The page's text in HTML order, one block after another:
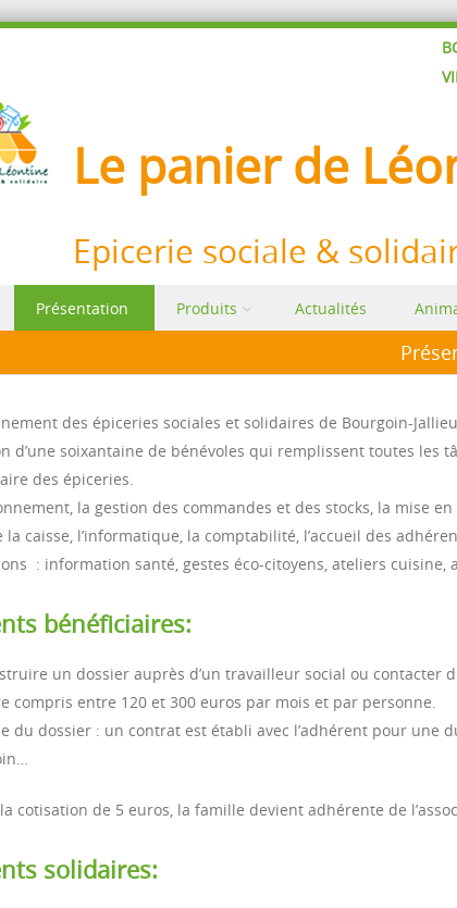
Le panier de
Epicerie sociale &
Présentation Produits Actualités
des épiceries sociales et solidaires de Bourgoin-
d’une soixantaine de bénévoles qui remplissent toutes les
des épiceries.
la gestion des commandes et des stocks, la mise en
la caisse, l’informatique, la comptabilité, l’accueil des
: information santé, gestes éco-citoyens, ateliers cuisine,
bénéficiaires:
un dossier auprès d’un travailleur social ou contacter
compris entre 120 et 300 euros par mois et par personne.
du dossier : un contrat est établi avec l’adhérent pour une
cotisation de 5 euros, la famille devient adhérente de
solidaires: